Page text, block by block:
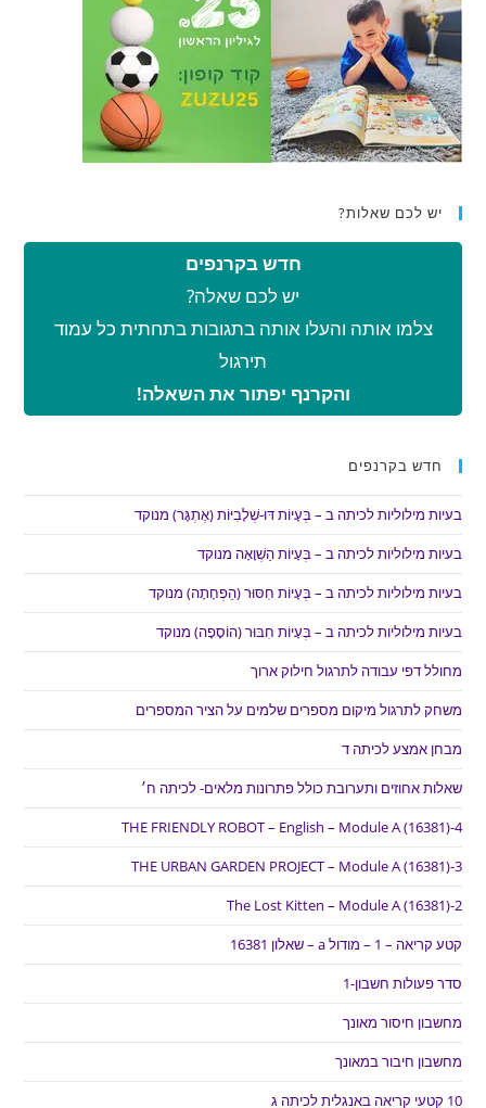
יש לכם שאלות?
חדש בקרנפים
יש לכם שאלה?
צלמו אותה והעלו אותה בתגובות בתחתית כל עמוד
תירגול
והקרנף יפתור את השאלה!
חדש בקרנפים
בעיות מילוליות לכיתה ב – בְּעָיוֹת דּוּ-שְׁלָבִיּוֹת (אֶתְגָּר) מנוקד
בעיות מילוליות לכיתה ב – בְּעָיוֹת הַשְׁוָאָה מנוקד
בעיות מילוליות לכיתה ב – בְּעָיוֹת חִסּוּר (הַפְחָתָה) מנוקד
בעיות מילוליות לכיתה ב – בְּעָיוֹת חִבּוּר (הוֹסָפָה) מנוקד
מחולל דפי עבודה לתרגול חילוק ארוך
משחק לתרגול מיקום מספרים שלמים על הציר המספרים
מבחן אמצע לכיתה ד
שאלות אחוזים ותערובת כולל פתרונות מלאים- לכיתה ח׳
THE FRIENDLY ROBOT – English – Module A (16381)-4
THE URBAN GARDEN PROJECT – Module A (16381)-3
The Lost Kitten – Module A (16381)-2
קטע קריאה – 1 – מודול a – שאלון 16381
סדר פעולות חשבון-1
מחשבון חיסור מאונך
מחשבון חיבור במאונך
10 קטעי קריאה באנגלית לכיתה ג